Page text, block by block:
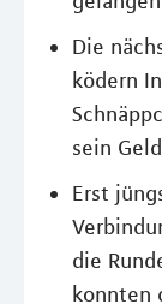
Die
ködern
sein
Erst
die
konnten